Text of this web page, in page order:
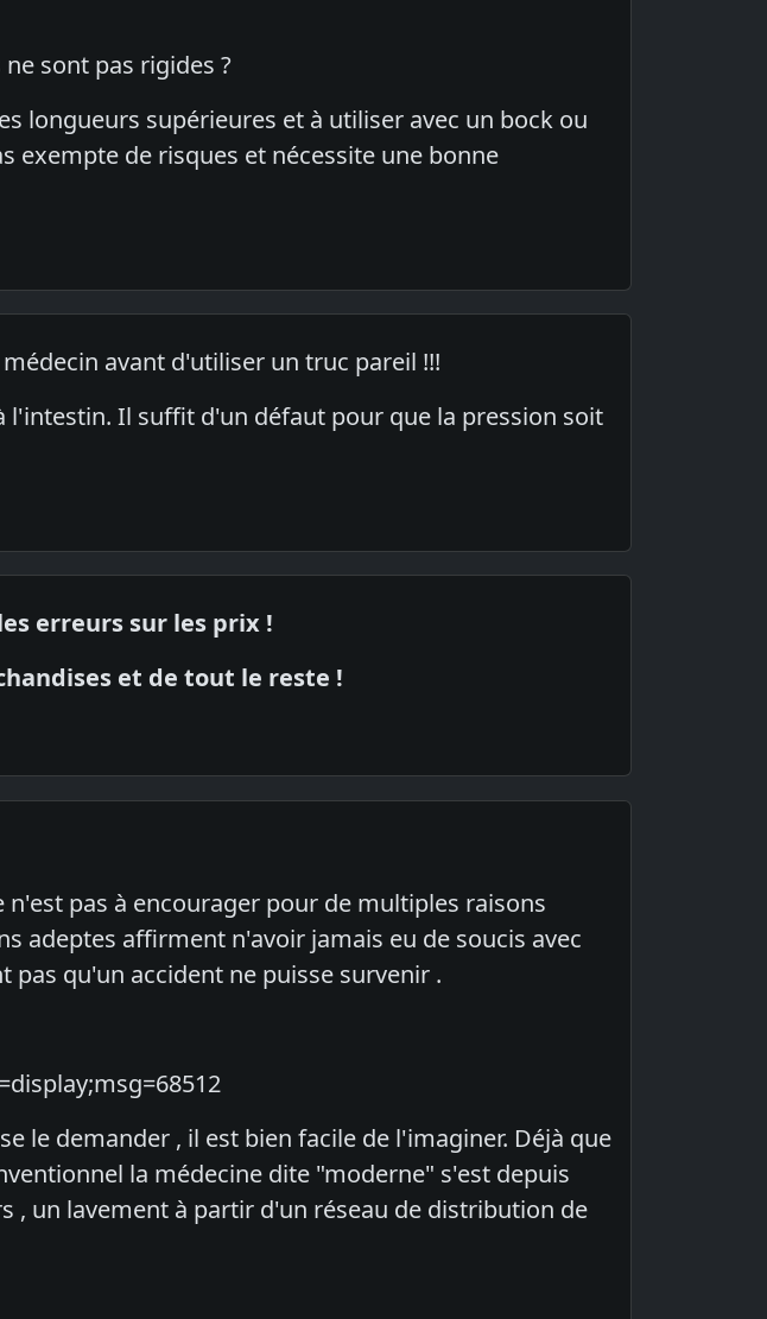
sont pas rigides ?
longueurs supérieures et à utiliser avec un bock ou
exempte de risques et nécessite une bonne
avant d'utiliser un truc pareil !!!
l'intestin. Il suffit d'un défaut pour que la pression soit
erreurs sur les prix !
et de tout le reste !
pas à encourager pour de multiples raisons
adeptes affirment n'avoir jamais eu de soucis avec
qu'un accident ne puisse survenir .
le demander , il est bien facile de l'imaginer. Déjà que
la médecine dite "moderne" s'est depuis
, un lavement à partir d'un réseau de distribution de